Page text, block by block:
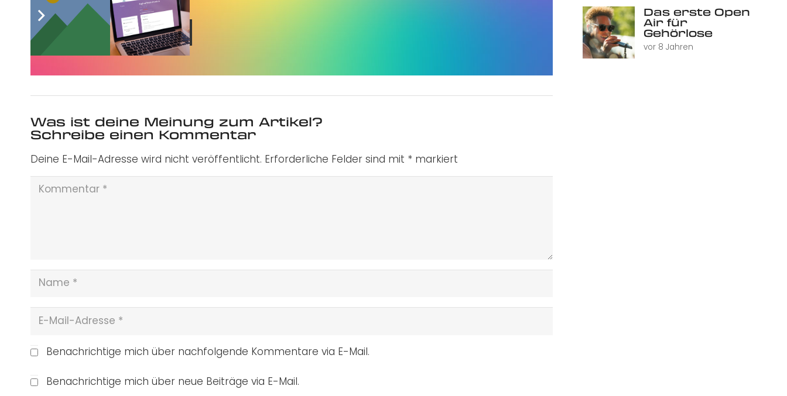
Jetzt abonnieren
Was ist deine Meinung zum Artikel?
Schreibe einen Kommentar
Deine E-Mail-Adresse wird nicht veröffentlicht. Erforderliche Felder sind mit * markiert
Benachrichtige mich über nachfolgende Kommentare via E-Mail.
Benachrichtige mich über neue Beiträge via E-Mail.
Das erste Open
Air für
Gehörlose
vor 8 Jahren